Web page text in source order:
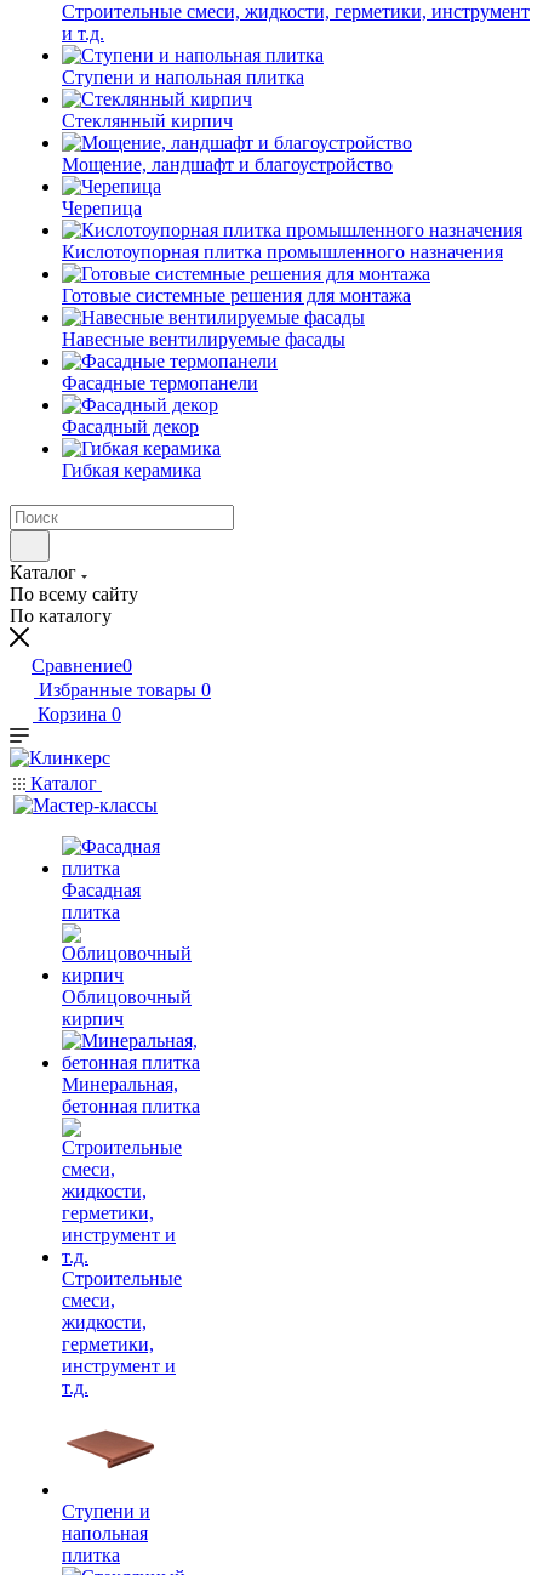
Строительные смеси, жидкости, герметики, инструмент
и т.д.
Ступени и напольная плитка
Cтеклянный кирпич
Мощение, ландшафт и благоустройство
Черепица
Кислотоупорная плитка промышленного назначения
Готовые системные решения для монтажа
Навесные вентилируемые фасады
Фасадные термопанели
Фасадный декор
Гибкая керамика
Каталог
По всему сайту
По каталогу
Сравнение0
Избранные товары 0
Корзина 0
Каталог
Фасадная
плитка
Облицовочный
кирпич
Минеральная,
бетонная плитка
Строительные
смеси,
жидкости,
герметики,
инструмент и
т.д.
Ступени и
напольная
плитка